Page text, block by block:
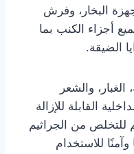
البخار، وفرش
أجزاء الكنب بما
الضيقة.
والشعر
القابلة للإزالة
للتخلص من الجراثيم
للاستخدام